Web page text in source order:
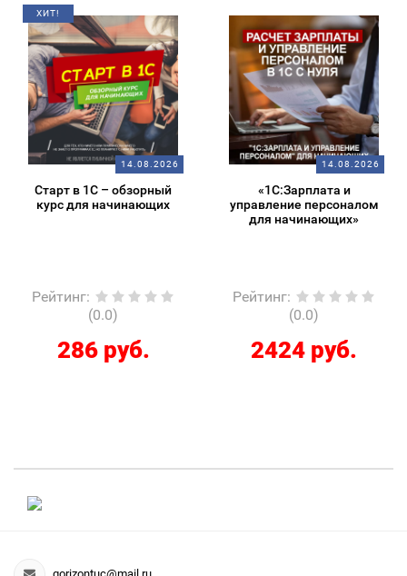
ХИТ!
14.08.2026
Старт в 1С – обзорный
курс для начинающих
Рейтинг:
(0.0)
286 руб.
14.08.2026
«1С:Зарплата и
управление персоналом
для начинающих»
Рейтинг:
(0.0)
2424 руб.